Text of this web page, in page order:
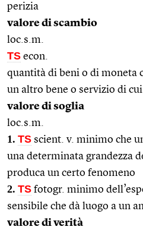
perizia
valore di scambio
loc.s.m.
TS econ.
quantità di beni o di moneta
un altro bene o servizio di
valore di soglia
loc.s.m.
1. TS scient. v. minimo che
una determinata grandezza
produca un certo fenomeno
2. TS fotogr. minimo
sensibile che dà luogo a un
valore di verità